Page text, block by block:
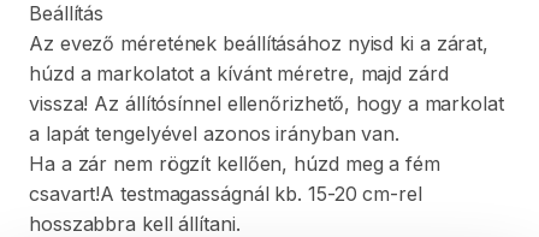
Beállítás
Az evező méretének beállításához nyisd ki a zárat​,​
húzd a markolatot a kívánt méretre​,​ majd zárd
vissza! Az állítósínnel ellenőrizhető​,​ hogy a markolat
a lapát tengelyével azonos irányban van.
Ha a zár nem rögzít kellően​,​ húzd meg a fém
csavart!A testmagasságnál kb. 15-20 cm-rel
hosszabbra kell állítani.